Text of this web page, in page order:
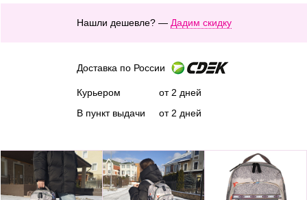
Нашли дешевле? — Дадим скидку
Доставка по России
Курьером
В пункт выдачи
от 2 дней
от 2 дней